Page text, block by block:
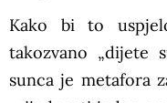
Kako bi to
takozvano „dijete
sunca je metafora